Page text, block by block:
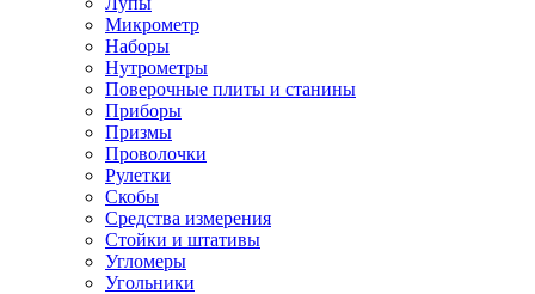
Микрометр
Наборы
Нутрометры
Поверочные плиты и станины
Приборы
Призмы
Проволочки
Рулетки
Скобы
Средства измерения
Стойки и штативы
Угломеры
Угольники